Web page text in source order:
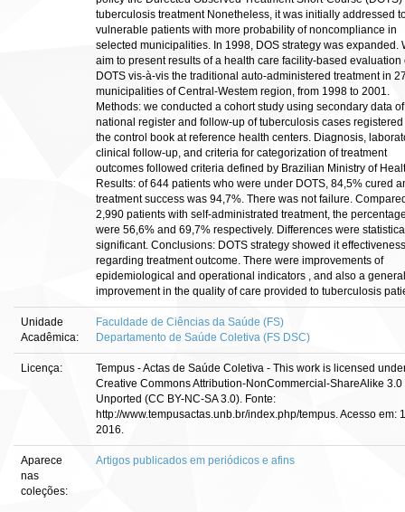
tuberculosis treatment Nonetheless, it was initially addressed
vulnerable patients with more probability of noncompliance in
selected municipalities. In 1998, DOS strategy was expanded.
aim to present results of a health care facility-based evaluation
DOTS vis-à-vis the traditional auto-administered treatment in
municipalities of Central-Westem region, from 1998 to 2001.
Methods: we conducted a cohort study using secondary data of
national register and follow-up of tuberculosis cases
the control book at reference health centers. Diagnosis,
clinical follow-up, and criteria for categorization of treatment
outcomes followed criteria defined by Brazilian Ministry of
Results: of 644 patients who were under DOTS, 84,5% cured
treatment success was 94,7%. There was not failure.
2,990 patients with self-administrated treatment, the
were 56,6% and 69,7% respectively. Differences were
significant. Conclusions: DOTS strategy showed it effectiveness
regarding treatment outcome. There were improvements of
epidemiological and operational indicators , and also a general
improvement in the quality of care provided to tuberculosis
Unidade
Acadêmica:
Faculdade de Ciências da Saúde (FS)
Departamento de Saúde Coletiva (FS DSC)
Licença:
Tempus - Actas de Saúde Coletiva - This work is licensed
Creative Commons Attribution-NonCommercial-ShareAlike 3.0
Unported (CC BY-NC-SA 3.0). Fonte:
http://www.tempusactas.unb.br/index.php/tempus. Acesso em:
2016.
Aparece
nas
coleções:
Artigos publicados em periódicos e afins